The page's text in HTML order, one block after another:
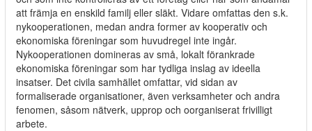
att främja en enskild familj eller släkt. Vidare omfattas den s.k.
nykooperationen, medan andra former av kooperativ och
ekonomiska föreningar som huvudregel inte ingår.
Nykooperationen domineras av små, lokalt förankrade
ekonomiska föreningar som har tydliga inslag av ideella
insatser. Det civila samhället omfattar, vid sidan av
formaliserade organisationer, även verksamheter och andra
fenomen, såsom nätverk, upprop och oorganiserat frivilligt
arbete.